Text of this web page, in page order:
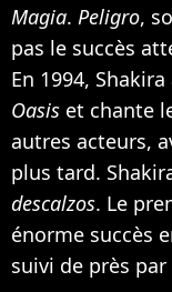
Magia. Peligro,
pas le succès
En 1994,
Oasis et chante
autres acteurs,
plus tard.
descalzos. Le
énorme succès
suivi de près